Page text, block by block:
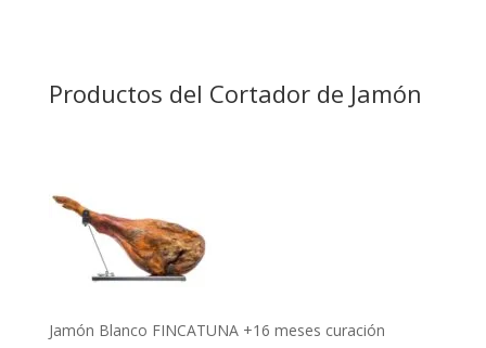
Productos del Cortador de Jamón
Jamón Blanco FINCATUNA +16 meses curación